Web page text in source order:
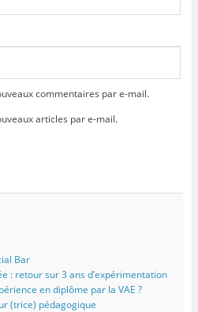
commentaires par e-mail.
articles par e-mail.
Bar
: retour sur 3 ans d’expérimentation
en diplôme par la VAE ?
(trice) pédagogique